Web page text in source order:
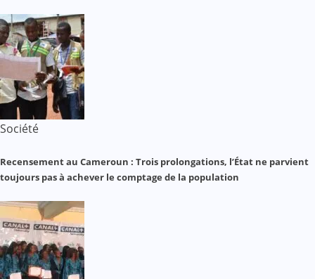
Société
Recensement au Cameroun : Trois prolongations, l’État ne parvient
toujours pas à achever le comptage de la population